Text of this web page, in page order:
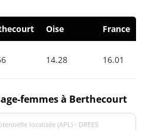
Oise France
14.28 16.01
femmes à Berthecourt
localisée (APL) - DREES